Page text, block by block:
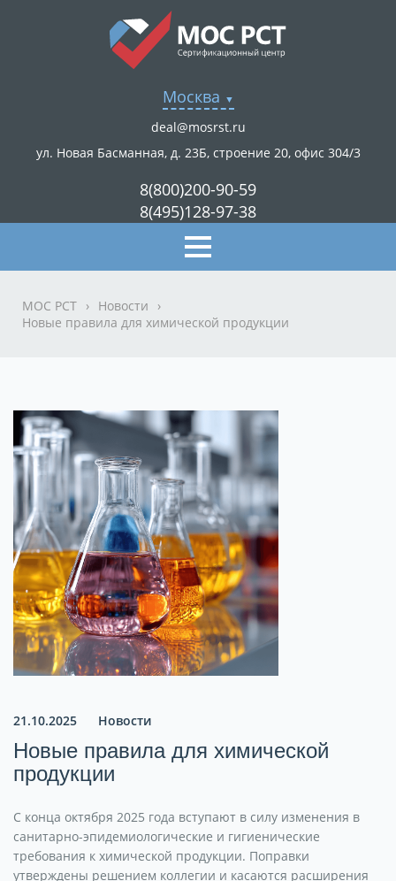
Москва
deal@mosrst.ru
ул. Новая Басманная, д. 23Б, строение 20, офис 304/3
8(800)200-90-59
8(495)128-97-38
МОС РСТ › Новости
›
Новые правила для химической продукции
21.10.2025 Новости
Новые правила для химической
продукции
С конца октября 2025 года вступают в силу изменения в
санитарно-эпидемиологические и гигиенические
требования к химической продукции. Поправки
утверждены решением коллегии и касаются расширения